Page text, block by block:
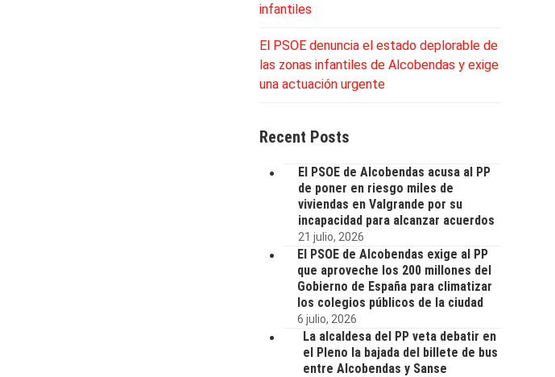
infantiles
El PSOE denuncia el estado deplorable de
las zonas infantiles de Alcobendas y exige
una actuación urgente
Recent Posts
El PSOE de Alcobendas acusa al PP
de poner en riesgo miles de
viviendas en Valgrande por su
incapacidad para alcanzar acuerdos
21 julio, 2026
El PSOE de Alcobendas exige al PP
que aproveche los 200 millones del
Gobierno de España para climatizar
los colegios públicos de la ciudad
6 julio, 2026
La alcaldesa del PP veta debatir en
el Pleno la bajada del billete de bus
entre Alcobendas y Sanse